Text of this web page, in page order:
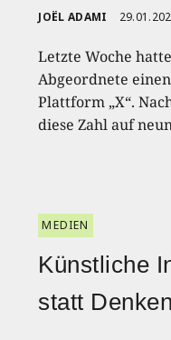
JOËL ADAMI
Letzte Woche
Abgeordnete
Plattform „X“.
diese Zahl auf
MEDIEN
Künstliche
statt Denken